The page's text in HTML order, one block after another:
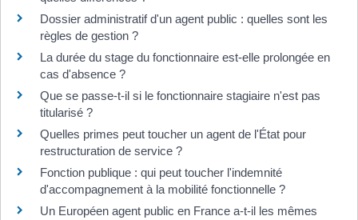
Dossier administratif d'un agent public : quelles sont les
règles de gestion ?
La durée du stage du fonctionnaire est-elle prolongée en
cas d'absence ?
Que se passe-t-il si le fonctionnaire stagiaire n'est pas
titularisé ?
Quelles primes peut toucher un agent de l'État pour
restructuration de service ?
Fonction publique : qui peut toucher l'indemnité
d'accompagnement à la mobilité fonctionnelle ?
Un Européen agent public en France a-t-il les mêmes